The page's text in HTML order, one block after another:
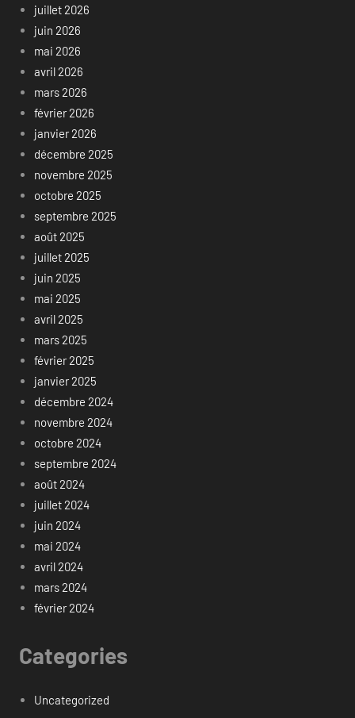
juillet 2026
juin 2026
mai 2026
avril 2026
mars 2026
février 2026
janvier 2026
décembre 2025
novembre 2025
octobre 2025
septembre 2025
août 2025
juillet 2025
juin 2025
mai 2025
avril 2025
mars 2025
février 2025
janvier 2025
décembre 2024
novembre 2024
octobre 2024
septembre 2024
août 2024
juillet 2024
juin 2024
mai 2024
avril 2024
mars 2024
février 2024
Categories
Uncategorized